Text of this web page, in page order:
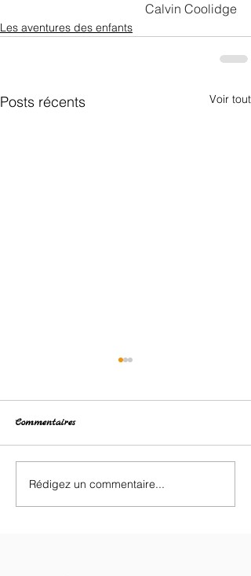
Calvin Coolidge
Les aventures des enfants
Posts récents Voir tout
Retour des classes de neige.
Commentaires
Rédigez un commentaire...